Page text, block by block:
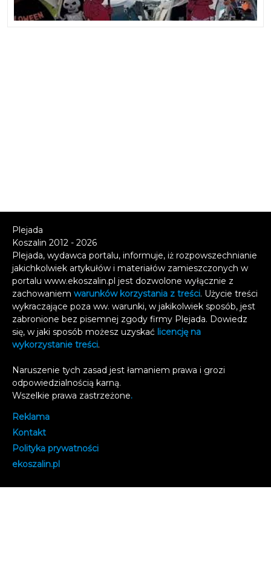
Plejada
Koszalin 2012 - 2026
Plejada, wydawca portalu, informuje, iż rozpowszechnianie
jakichkolwiek artykułów i materiałów zamieszczonych w
portalu www.ekoszalin.pl jest dozwolone wyłącznie z
zachowaniem warunków korzystania z treści. Użycie treści
wykraczające poza ww. warunki, w jakikolwiek sposób, jest
zabronione bez pisemnej zgody firmy Plejada. Dowiedz
się, w jaki sposób możesz uzyskać licencję na
wykorzystanie treści.
Naruszenie tych zasad jest łamaniem prawa i grozi
odpowiedzialnością karną.
Wszelkie prawa zastrzeżone.
Reklama
Kontakt
Polityka prywatności
ekoszalin.pl